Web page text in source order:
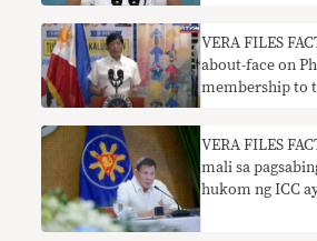
VERA FILES
about-face on
membership to
VERA FILES
mali sa
hukom ng ICC ay